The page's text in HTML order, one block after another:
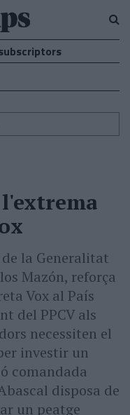
la Generalitat
Mazón, reforça
Vox al País
del PPCV als
necessiten el
investir un
comandada
disposa de
un peatge